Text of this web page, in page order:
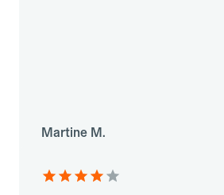
Martine M.